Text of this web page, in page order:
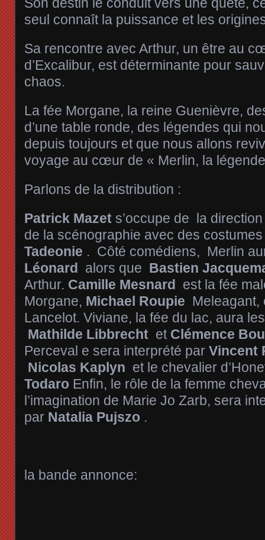
Son destin le conduit vers une quête,
seul connaît la puissance et les
Sa rencontre avec Arthur, un être au
d’Excalibur, est déterminante pour
chaos.
La fée Morgane, la reine Guenièvre,
d’une table ronde, des légendes qui
depuis toujours et que nous allons
voyage au cœur de « Merlin, la
Parlons de la distribution :
Patrick Mazet s’occupe de la
de la scénographie avec des
Tadeonie . Côté comédiens, Merlin
Léonard
alors que Bastien
Arthur. Camille Mesnard
est la fée
Morgane, Michael Roupie
Lancelot. Viviane, la fée du lac, aura
Mathilde Libbrecht etClémence
Perceval e sera interprété par Vincent
Nicolas Kaplyn et le chevalier
Todaro Enfin, le rôle de la femme
l’imagination de Marie Jo Zarb, sera
par Natalia Pujszo .
la bande annonce: